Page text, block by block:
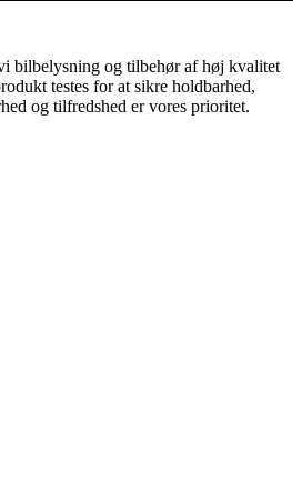
bilbelysning og tilbehør af høj kvalitet
testes for at sikre holdbarhed,
og tilfredshed er vores prioritet.